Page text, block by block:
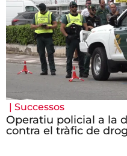
| Successos
Operatiu policial a la
contra el tràfic de